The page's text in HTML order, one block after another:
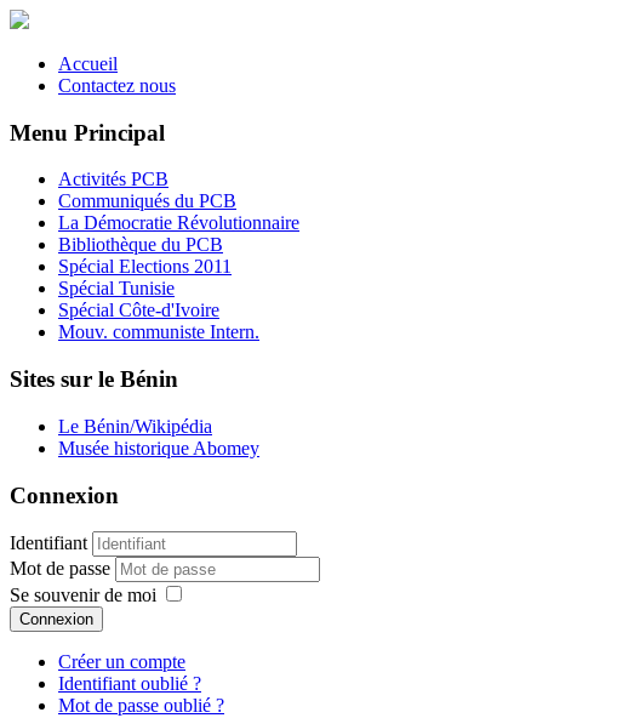
Accueil
Contactez nous
Menu Principal
Activités PCB
Communiqués du PCB
La Démocratie Révolutionnaire
Bibliothèque du PCB
Spécial Elections 2011
Spécial Tunisie
Spécial Côte-d'Ivoire
Mouv. communiste Intern.
Sites sur le Bénin
Le Bénin/Wikipédia
Musée historique Abomey
Connexion
Identifiant
Mot de passe
Se souvenir de moi
Connexion
Créer un compte
Identifiant oublié ?
Mot de passe oublié ?